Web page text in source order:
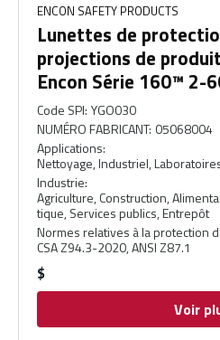
ENCON SAFETY PRODUCTS
Lunettes de
projections de
Encon Série 160™ 2-
Code SPI: YGO030
NUMÉRO FABRICANT: 05068004
Applications:
Nettoyage, Industriel,
Industrie:
Agriculture, Construction,
tique, Services publics, Entrepôt
Normes relatives à la protection
CSA Z94.3-2020, ANSI Z87.1
$
Voir